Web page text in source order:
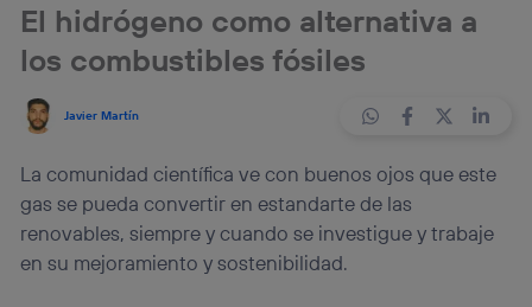
El hidrógeno como alternativa a
los combustibles fósiles
Javier Martín
La comunidad científica ve con buenos ojos que este
gas se pueda convertir en estandarte de las
renovables, siempre y cuando se investigue y trabaje
en su mejoramiento y sostenibilidad.